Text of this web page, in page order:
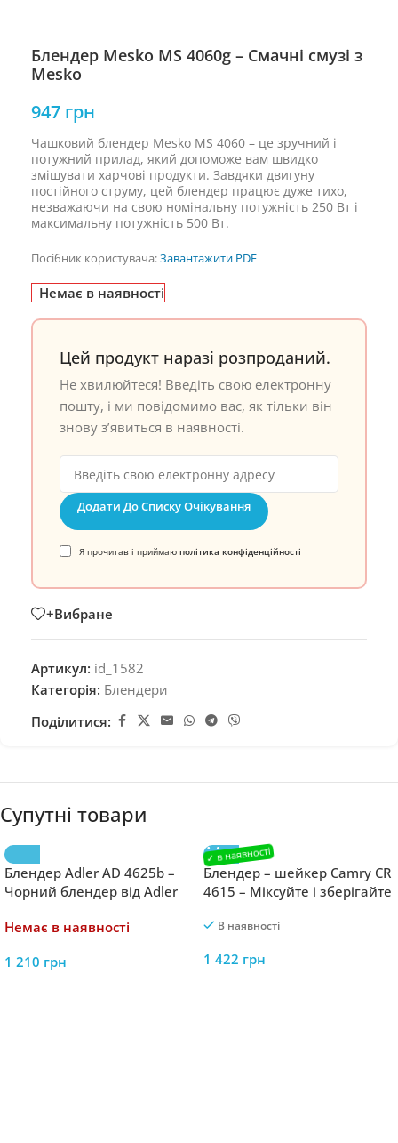
Блендер Mesko MS 4060g – Смачні смузі з
Mesko
947 грн
Чашковий блендер Mesko MS 4060 – це зручний і
потужний прилад, який допоможе вам швидко
змішувати харчові продукти. Завдяки двигуну
постійного струму, цей блендер працює дуже тихо,
незважаючи на свою номінальну потужність 250 Вт і
максимальну потужність 500 Вт.
Посібник користувача:Завантажити PDF
Немає в наявності
Цей продукт наразі розпроданий.
Не хвилюйтеся! Введіть свою електронну
пошту, і ми повідомимо вас, як тільки він
знову з’явиться в наявності.
Додати До Списку Очікування
Я прочитав і приймаю політика конфіденційності
+Вибране
Артикул: id_1582
Категорія: Блендери
Поділитися:
Супутні товари
Блендер Adler AD 4625b –
Чорний блендер від Adler
Немає в наявності
1 210 грн
Блендер – шейкер Camry CR
4615 – Міксуйте і зберігайте
Camry
В наявності
1 422 грн